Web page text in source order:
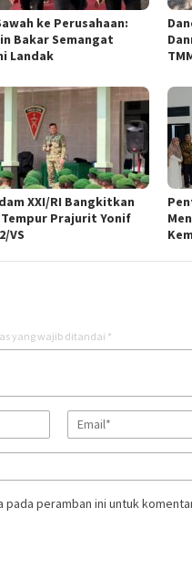
ke Perusahaan:
Bakar Semangat
Landak
XXI/RI Bangkitkan
Prajurit Yonif
VS
yang wajib ditandai *
pada peramban ini untuk